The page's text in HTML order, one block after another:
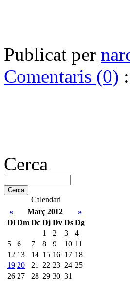
Publicat per
Comentaris (0)
Cerca
Calendari
«
Març 2012
»
Dl Dm Dc Dj Dv Ds Dg
1
2 3
4
5
6 7 8 9 10 11
12 13 14 15 16 17 18
19 20 21 22 23 24 25
26 27 28 29 30 31